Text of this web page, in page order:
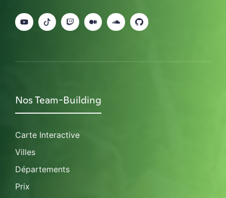
Nos Team-Building
Carte Interactive
Villes
Départements
Prix